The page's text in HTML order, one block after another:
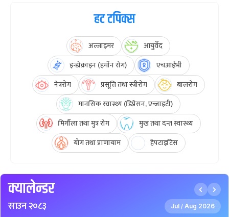
हट टपिक्स
अल्जाइमर
आयुर्वेद
इन्डोक्राइन (हर्मोन रोग)
एचआईभी
नेत्ररोग
प्रसूति तथा स्त्रीरोग
बालरोग
मानसिक स्वास्थ्य (डिप्रेसन, एन्जाइटी)
मिर्गौला तथा मुत्र रोग
मुख तथा दन्त स्वास्थ्य
योग तथा प्राणायाम
हेपटाइटिस
क्यालेन्डर
साउन २०८३ Jul / Aug 2026